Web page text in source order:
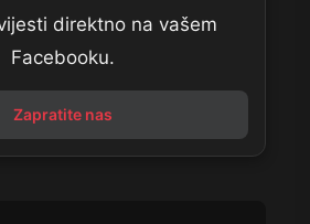
direktno na vašem
Facebooku.
Zapratite nas